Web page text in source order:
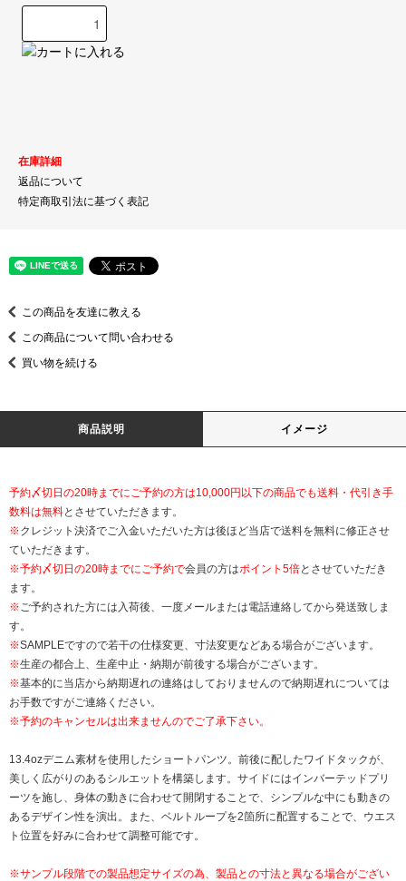
在庫詳細
返品について
特定商取引法に基づく表記
この商品を友達に教える
この商品について問い合わせる
買い物を続ける
商品説明 イメージ
予約〆切日の20時までにご予約の方は10,000円以下の商品でも送料・代引き手
数料は無料とさせていただきます。
※クレジット決済でご入金いただいた方は後ほど当店で送料を無料に修正させ
ていただきます。
※予約〆切日の20時までにご予約で会員の方はポイント5倍とさせていただき
ます。
※ご予約された方には入荷後、一度メールまたは電話連絡してから発送致しま
す。
※SAMPLEですので若干の仕様変更、寸法変更などある場合がございます。
※生産の都合上、生産中止・納期が前後する場合がございます。
※基本的に当店から納期遅れの連絡はしておりませんので納期遅れについては
お手数ですがご連絡ください。
※予約のキャンセルは出来ませんのでご了承下さい。
13.4ozデニム素材を使用したショートパンツ。前後に配したワイドタックが、
美しく広がりのあるシルエットを構築します。サイドにはインバーテッドプリ
ーツを施し、身体の動きに合わせて開閉することで、シンプルな中にも動きの
あるデザイン性を演出。また、ベルトループを2箇所に配置することで、ウエス
ト位置を好みに合わせて調整可能です。
※サンプル段階での製品想定サイズの為、製品との寸法と異なる場合がござい